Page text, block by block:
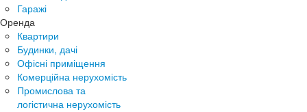
Гаражі
Оренда
Квартири
Будинки, дачі
Офісні приміщення
Комерційна нерухомість
Промислова та
логістична нерухомість